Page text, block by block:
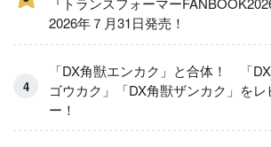
2026年７月31日発売！
「DX角獣エンカク」と合体！ 「
ゴウカク」「DX角獣ザンカク」をレ
ー！